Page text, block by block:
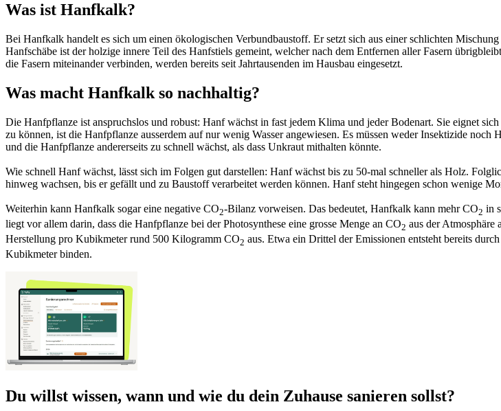
Was ist Hanfkalk?
Bei Hanfkalk handelt es sich um einen ökologischen Verbundbaustoff. Er setzt sich aus einer schlichten
Hanfschäbe ist der holzige innere Teil des Hanfstiels gemeint, welcher nach dem Entfernen aller Fasern
die Fasern miteinander verbinden, werden bereits seit Jahrtausenden im Hausbau eingesetzt.
Was macht Hanfkalk so nachhaltig?
Die Hanfpflanze ist anspruchslos und robust: Hanf wächst in fast jedem Klima und jeder Bodenart. Sie eignet
zu können, ist die Hanfpflanze ausserdem auf nur wenig Wasser angewiesen. Es müssen weder Insektizide
und die Hanfpflanze andererseits zu schnell wächst, als dass Unkraut mithalten könnte.
Wie schnell Hanf wächst, lässt sich im Folgen gut darstellen: Hanf wächst bis zu 50-mal schneller als Holz.
hinweg wachsen, bis er gefällt und zu Baustoff verarbeitet werden können. Hanf steht hingegen schon wenige
Weiterhin kann Hanfkalk sogar eine negative CO2-Bilanz vorweisen. Das bedeutet, Hanfkalk kann mehr CO2 in
liegt vor allem darin, dass die Hanfpflanze bei der Photosynthese eine grosse Menge an CO2 aus der Atmosphäre
Herstellung pro Kubikmeter rund 500 Kilogramm CO2 aus. Etwa ein Drittel der Emissionen entsteht bereits
Kubikmeter binden.
Du willst wissen, wann und wie du dein Zuhause sanieren sollst?